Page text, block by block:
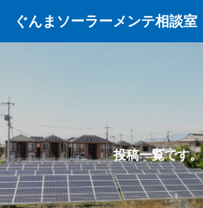
ぐんまソーラーメンテ相談室
投稿一覧です。